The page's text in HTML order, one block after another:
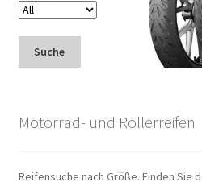
Suche
Motorrad- und Rollerreifen
Reifensuche nach Größe. Finden Sie